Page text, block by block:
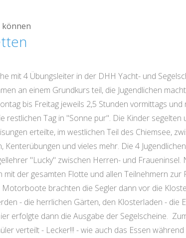
können
mit 4 Übungsleiter in der DHH Yacht- und
an einem Grundkurs teil, die Jugendlichen
bis Freitag jeweils 2,5 Stunden vormittags
Tag in "Sonne pur". Die Kinder
erteilte, im westlichen Teil des Chiemsee,
und vieles mehr. Die 4
"Lucky" zwischen Herren- und
der gesamten Flotte und allen Teilnehmern zur
brachten die Segler dann vor die
- die herrlichen Gärten, den Klosterladen - die
erfolgte dann die Ausgabe der Segelscheine.
verteilt - Lecker!!! - wie auch das Essen